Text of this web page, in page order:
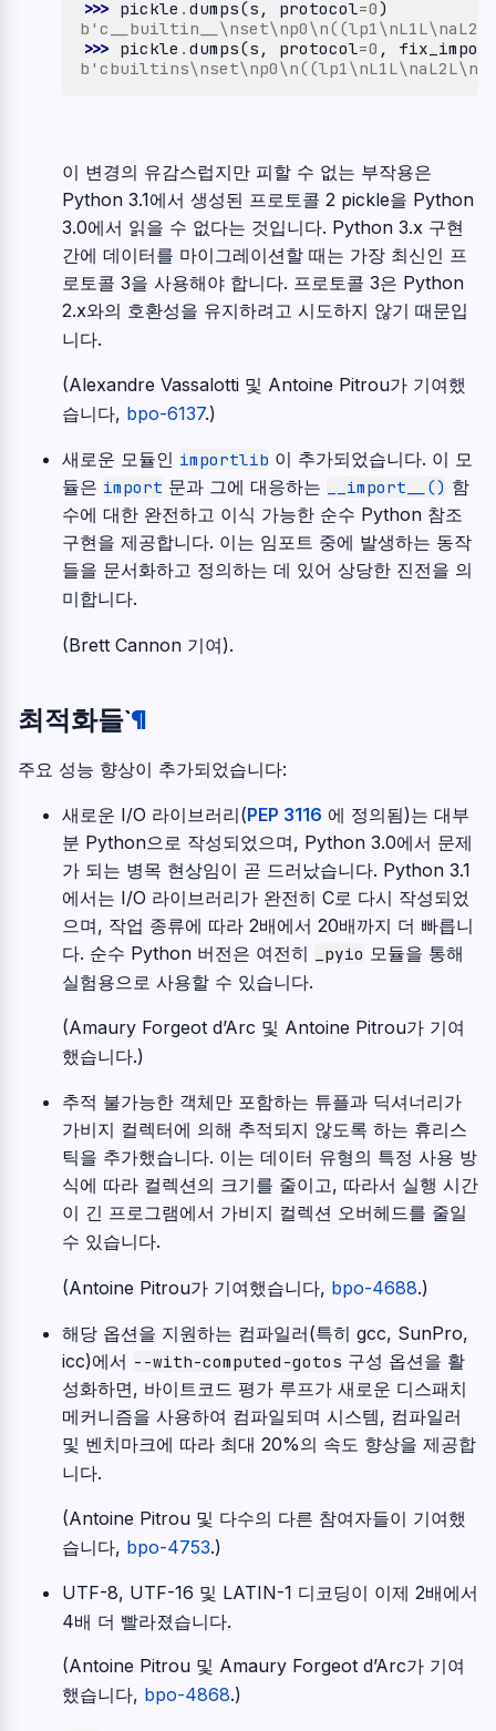
>>> pickle . dumps(s , protocol=0)
>>> pickle . dumps(s , protocol=0 ,
이 변경의 유감스럽지만 피할 수 없는 부작용은
Python 3.1에서 생성된 프로토콜 2 pickle을 Python
3.0에서 읽을 수 없다는 것입니다. Python 3.x 구현
간에 데이터를 마이그레이션할 때는 가장 최신인 프
로토콜 3을 사용해야 합니다. 프로토콜 3은 Python
2.x와의 호환성을 유지하려고 시도하지 않기 때문입
니다.
(Alexandre Vassalotti 및 Antoine Pitrou가 기여했
습니다, bpo-6137.)
새로운 모듈인 importlib 이 추가되었습니다. 이 모
듈은 import 문과 그에 대응하는 __import__() 함
수에 대한 완전하고 이식 가능한 순수 Python 참조
구현을 제공합니다. 이는 임포트 중에 발생하는 동작
들을 문서화하고 정의하는 데 있어 상당한 진전을 의
미합니다.
(Brett Cannon 기여).
최적화들`¶
주요 성능 향상이 추가되었습니다:
새로운 I/O 라이브러리(PEP 3116 에 정의됨)는 대부
분 Python으로 작성되었으며, Python 3.0에서 문제
가 되는 병목 현상임이 곧 드러났습니다. Python 3.1
에서는 I/O 라이브러리가 완전히 C로 다시 작성되었
으며, 작업 종류에 따라 2배에서 20배까지 더 빠릅니
다. 순수 Python 버전은 여전히
_pyio 모듈을 통해
실험용으로 사용할 수 있습니다.
(Amaury Forgeot d’Arc 및 Antoine Pitrou가 기여
했습니다.)
추적 불가능한 객체만 포함하는 튜플과 딕셔너리가
가비지 컬렉터에 의해 추적되지 않도록 하는 휴리스
틱을 추가했습니다. 이는 데이터 유형의 특정 사용 방
식에 따라 컬렉션의 크기를 줄이고, 따라서 실행 시간
이 긴 프로그램에서 가비지 컬렉션 오버헤드를 줄일
수 있습니다.
(Antoine Pitrou가 기여했습니다, bpo-4688.)
해당 옵션을 지원하는 컴파일러(특히 gcc, SunPro,
icc)에서 --with-computed-gotos 구성 옵션을 활
성화하면, 바이트코드 평가 루프가 새로운 디스패치
메커니즘을 사용하여 컴파일되며 시스템, 컴파일러
및 벤치마크에 따라 최대 20%의 속도 향상을 제공합
니다.
(Antoine Pitrou 및 다수의 다른 참여자들이 기여했
습니다, bpo-4753.)
UTF-8, UTF-16 및 LATIN-1 디코딩이 이제 2배에서
4배 더 빨라졌습니다.
(Antoine Pitrou 및 Amaury Forgeot d’Arc가 기여
했습니다, bpo-4868.)